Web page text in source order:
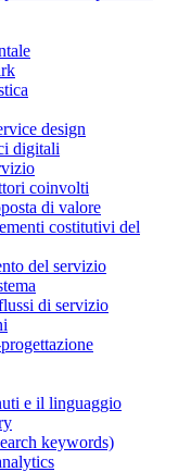
design
digitali
coinvolti
di valore
costitutivi del
del servizio
di servizio
e il linguaggio
keywords)